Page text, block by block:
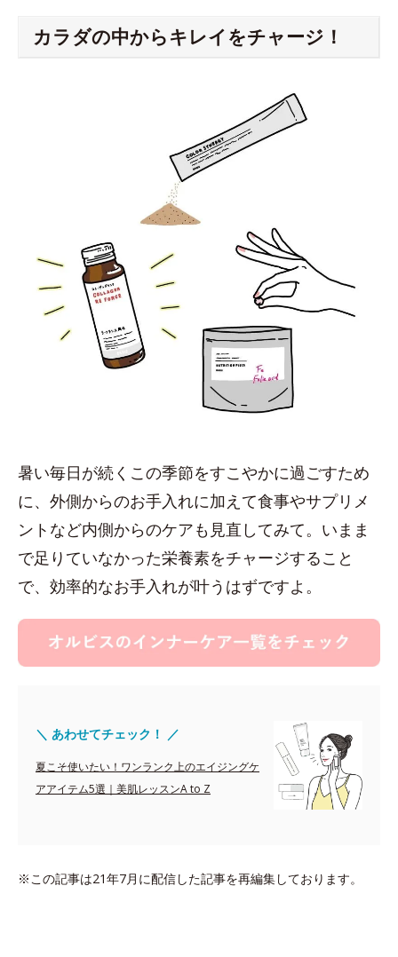
カラダの中からキレイをチャージ！
暑い毎日が続くこの季節をすこやかに過ごすため
に、外側からのお手入れに加えて食事やサプリメ
ントなど内側からのケアも見直してみて。いまま
で足りていなかった栄養素をチャージすること
で、効率的なお手入れが叶うはずですよ。
＼ あわせてチェック！ ／
夏こそ使いたい！ワンランク上のエイジングケ
アアイテム5選｜美肌レッスンA to Z
※この記事は21年7月に配信した記事を再編集しております。